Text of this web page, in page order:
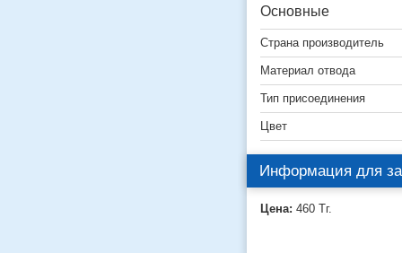
Основные
Страна производитель
Материал отвода
Тип присоединения
Цвет
Информация для
Цена: 460 Тг.